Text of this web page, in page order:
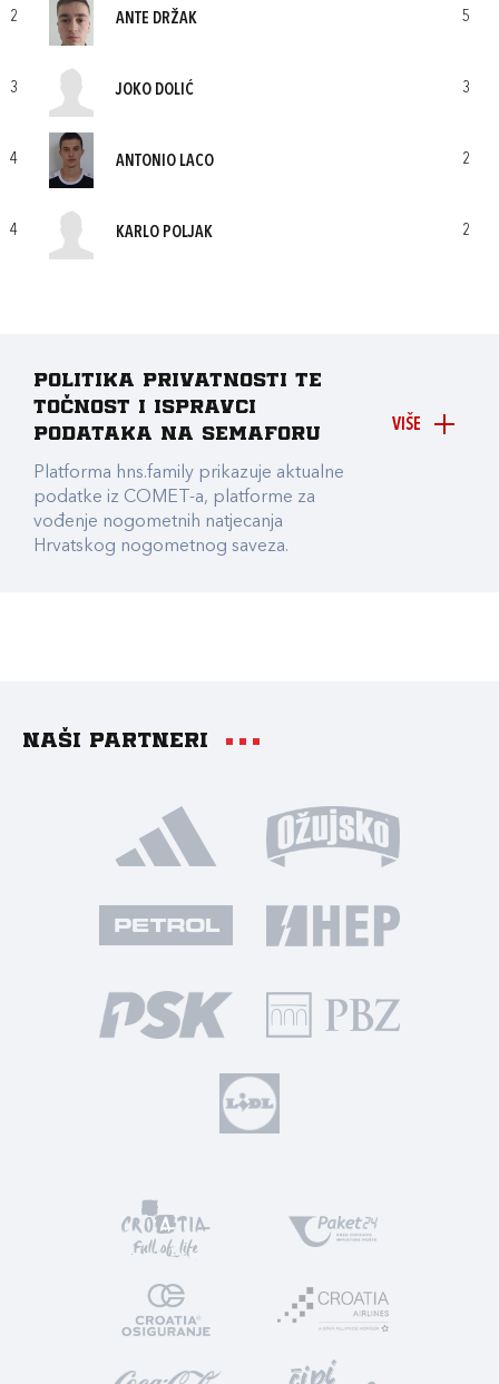
2 ANTE DRŽAK 5
3 JOKO DOLIĆ 3
4 ANTONIO LACO 2
4 KARLO POLJAK 2
VIŠE
Politika privatnosti te
točnost i ispravci
podataka na Semaforu
Platforma hns.family prikazuje aktualne
podatke iz COMET-a, platforme za
vođenje nogometnih natjecanja
Hrvatskog nogometnog saveza.
Naši partneri